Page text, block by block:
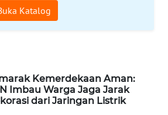
Katalog
Kemerdekaan Aman:
Imbau Warga Jaga Jarak
dari Jaringan Listrik